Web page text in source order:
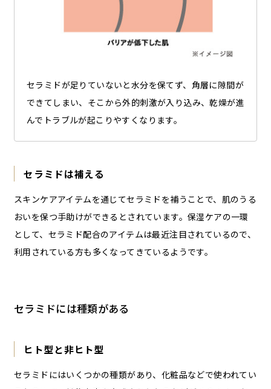
セラミドが足りていないと水分を保てず、角層に隙間が
できてしまい、そこから外的刺激が入り込み、乾燥が進
んでトラブルが起こりやすくなります。
セラミドは補える
スキンケアアイテムを通じてセラミドを補うことで、肌のうる
おいを保つ手助けができるとされています。保湿ケアの一環
として、セラミド配合のアイテムは最近注目されているので、
利用されている方も多くなってきているようです。
セラミドには種類がある
ヒト型と非ヒト型
セラミドにはいくつかの種類があり、化粧品などで使われてい